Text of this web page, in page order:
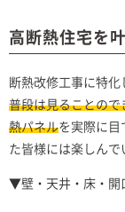
高断熱住宅を
断熱改修工事に特化
普段は見ることので
熱パネルを実際に目
た皆様には楽しんで
▼壁・天井・床・開